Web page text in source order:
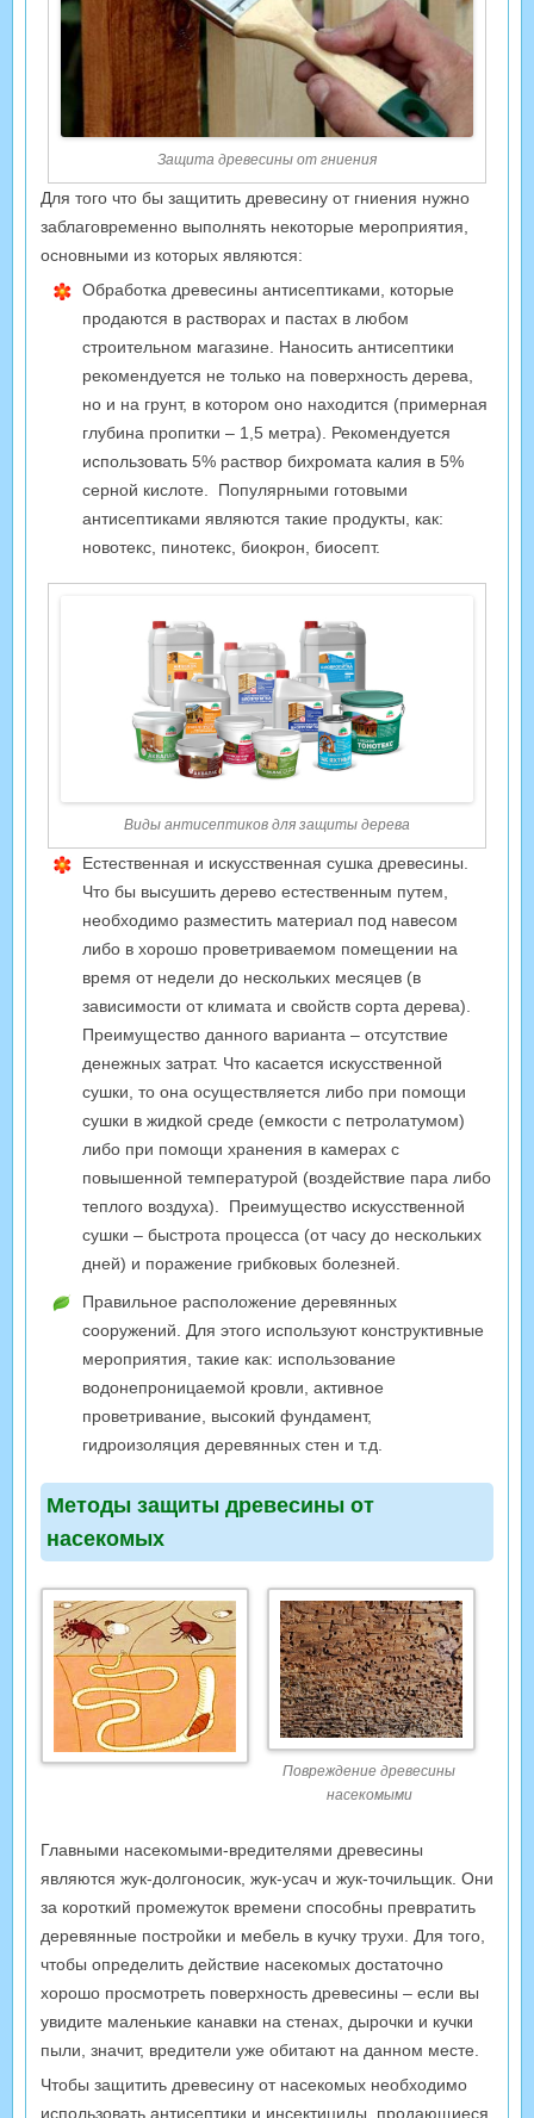
Защита древесины от гниения
Для того что бы защитить древесину от гниения нужно
заблаговременно выполнять некоторые мероприятия,
основными из которых являются:
Обработка древесины антисептиками, которые
продаются в растворах и пастах в любом
строительном магазине. Наносить антисептики
рекомендуется не только на поверхность дерева,
но и на грунт, в котором оно находится (примерная
глубина пропитки – 1,5 метра). Рекомендуется
использовать 5% раствор бихромата калия в 5%
серной кислоте. Популярными готовыми
антисептиками являются такие продукты, как:
новотекс, пинотекс, биокрон, биосепт.
Виды антисептиков для защиты дерева
Естественная и искусственная сушка древесины.
Что бы высушить дерево естественным путем,
необходимо разместить материал под навесом
либо в хорошо проветриваемом помещении на
время от недели до нескольких месяцев (в
зависимости от климата и свойств сорта дерева).
Преимущество данного варианта – отсутствие
денежных затрат. Что касается искусственной
сушки, то она осуществляется либо при помощи
сушки в жидкой среде (емкости с петролатумом)
либо при помощи хранения в камерах с
повышенной температурой (воздействие пара либо
теплого воздуха). Преимущество искусственной
сушки – быстрота процесса (от часу до нескольких
дней) и поражение грибковых болезней.
Правильное расположение деревянных
сооружений. Для этого используют конструктивные
мероприятия, такие как: использование
водонепроницаемой кровли, активное
проветривание, высокий фундамент,
гидроизоляция деревянных стен и т.д.
Методы защиты древесины от
насекомых
Повреждение древесины
насекомыми
Главными насекомыми-вредителями древесины
являются жук-долгоносик, жук-усач и жук-точильщик. Они
за короткий промежуток времени способны превратить
деревянные постройки и мебель в кучку трухи. Для того,
чтобы определить действие насекомых достаточно
хорошо просмотреть поверхность древесины – если вы
увидите маленькие канавки на стенах, дырочки и кучки
пыли, значит, вредители уже обитают на данном месте.
Чтобы защитить древесину от насекомых необходимо
использовать антисептики и инсектициды, продающиеся